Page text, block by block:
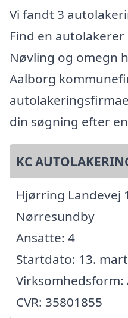
Vi fandt 3
Find en
Nøvling og omegn
Aalborg
din søgning efter
KC
Hjørring Landevej
Nørresundby
Ansatte: 4
Startdato: 13.
Virksomhedsform:
CVR: 35801855